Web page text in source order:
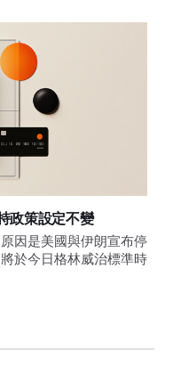
政策設定不變
因是美國與伊朗宣布停
於今日格林威治標準時